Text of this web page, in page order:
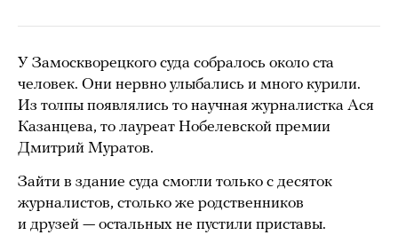
У Замоскворецкого суда собралось около ста
человек. Они нервно улыбались и много курили.
Из толпы появлялись то научная журналистка Ася
Казанцева, то лауреат Нобелевской премии
Дмитрий Муратов.
Зайти в здание суда смогли только с десяток
журналистов, столько же родственников
и друзей — остальных не пустили приставы.